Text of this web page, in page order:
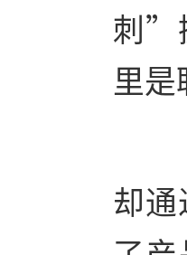
刺”
里
却